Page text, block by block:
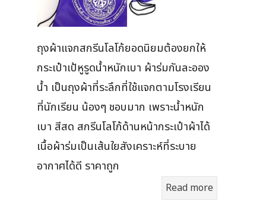
ถุงผ้าแจกสกรีนโลโก้ยอดนิยมต้องยกให้
กระเป๋าเป้หูรูดน้ำหนักเบา ผ้าร่มกันละออง
น้ำ เป็นถุงผ้าที่ระลึกที่ใช้แจกตามโรงเรียน
ที่นักเรียน น้องๆ ชอบมาก เพราะน้ำหนัก
เบา สีสด สกรีนโลโก้ด้านหน้ากระเป๋าผ้าได้
เนื้อผ้าร่มเป็นเส้นใยสังเคราะห์ที่ระบาย
อากาศได้ดี ราคาถูก
Read more